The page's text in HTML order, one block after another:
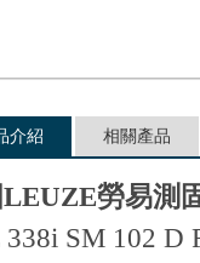
介紹 相關產品
勞易測
338i SM 102 D